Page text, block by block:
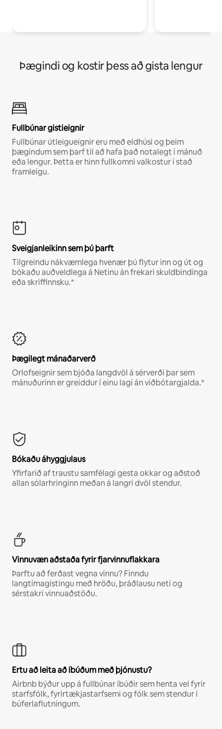
Þægindi og kostir þess að gista lengur
Fullbúnar gistieignir
Fullbúnar útleigueignir eru með eldhúsi og þeim
þægindum sem þarf til að hafa það notalegt í mánuð
eða lengur. Þetta er hinn fullkomni valkostur í stað
framleigu.
Sveigjanleikinn sem þú þarft
Tilgreindu nákvæmlega hvenær þú flytur inn og út og
bókaðu auðveldlega á Netinu án frekari skuldbindinga
eða skriffinnsku.*
Þægilegt mánaðarverð
Orlofseignir sem bjóða langdvöl á sérverði þar sem
mánuðurinn er greiddur í einu lagi án viðbótargjalda.*
Bókaðu áhyggjulaus
Yfirfarið af traustu samfélagi gesta okkar og aðstoð
allan sólarhringinn meðan á langri dvöl stendur.
Vinnuvæn aðstaða fyrir fjarvinnuflakkara
Þarftu að ferðast vegna vinnu? Finndu
langtímagistingu með hröðu, þráðlausu neti og
sérstakri vinnuaðstöðu.
Ertu að leita að íbúðum með þjónustu?
Airbnb býður upp á fullbúnar íbúðir sem henta vel fyrir
starfsfólk, fyrirtækjastarfsemi og fólk sem stendur í
búferlaflutningum.